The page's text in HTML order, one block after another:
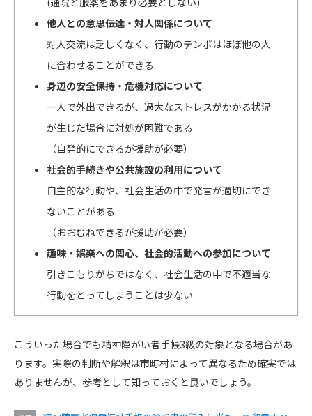
他人との意思伝達・対人関係について
対人交流は乏しくなく、行動のテンポはほぼ他の人
に合わせることができる
身辺の安全保持・危機対応について
一人で外出できるが、過大なストレスがかかる状況
が生じた場合に対処が困難である
（自発的にできるが援助が必要）
社会的手続きや公共施設の利用について
自主的な行動や、社会生活の中で発言が適切にでき
ないことがある
（おおむねできるが援助が必要）
趣味・娯楽への関心、社会的活動への参加について
引きこもりがちではなく、社会生活の中で不適当な
行動をとってしまうことは少ない
こういった場合でも精神障がい者手帳3級の対象となる場合があ
ります。実際の判断や解釈は市町村によって異なるため確実では
ありませんが、参考として知っておくと良いでしょう。